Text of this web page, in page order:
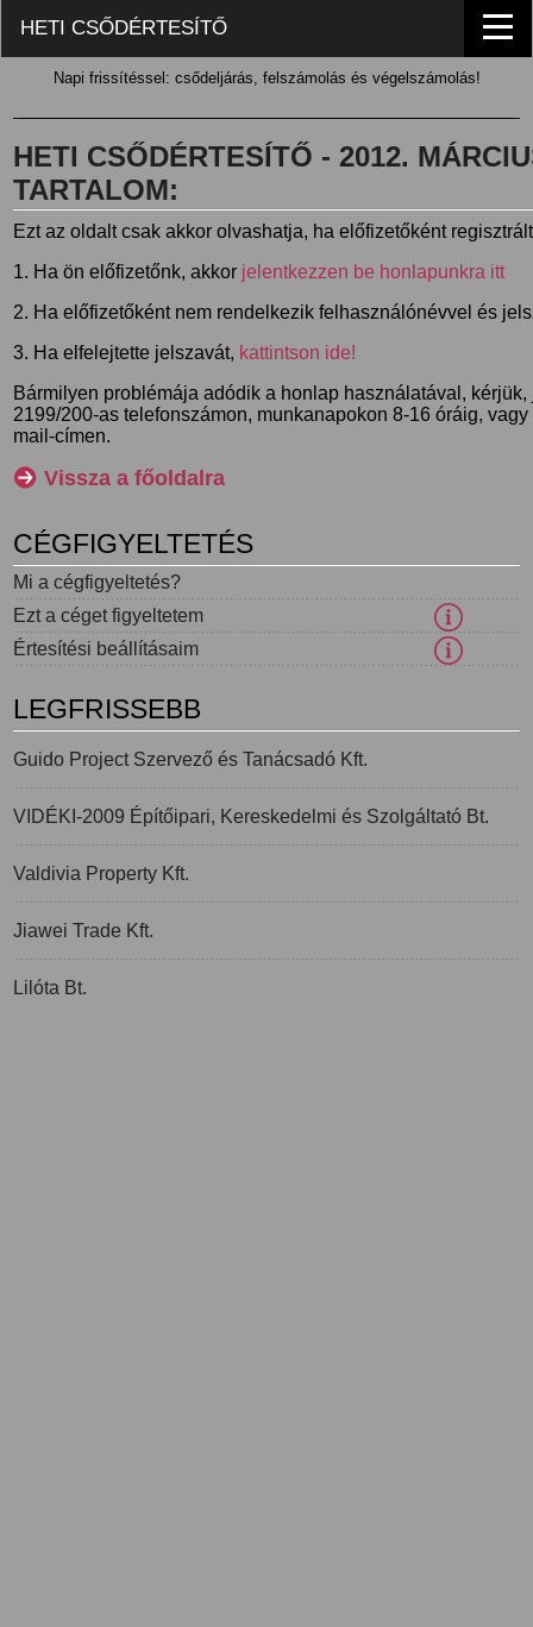
HETI CSŐDÉRTESÍTŐ
Napi frissítéssel: csődeljárás, felszámolás és végelszámolás!
HETI CSŐDÉRTESÍTŐ - 2012.
TARTALOM:
Ezt az oldalt csak akkor olvashatja, ha előfizetőként
1. Ha ön előfizetőnk, akkor jelentkezzen be honlapunkra itt
2. Ha előfizetőként nem rendelkezik felhasználónévvel és
3. Ha elfelejtette jelszavát, kattintson ide!
Bármilyen problémája adódik a honlap használatával,
2199/200-as telefonszámon, munkanapokon 8-16 óráig,
mail-címen.
Vissza a főoldalra
CÉGFIGYELTETÉS
Mi a cégfigyeltetés?
Ezt a céget figyeltetem
Értesítési beállításaim
LEGFRISSEBB
Guido Project Szervező és Tanácsadó Kft.
VIDÉKI-2009 Építőipari, Kereskedelmi és Szolgáltató Bt.
Valdivia Property Kft.
Jiawei Trade Kft.
Lilóta Bt.